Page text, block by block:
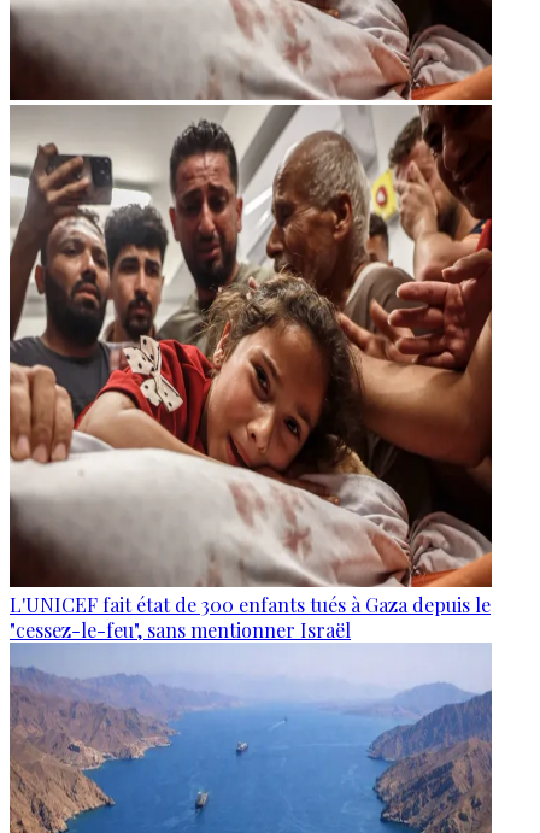
L'UNICEF fait état de 300 enfants tués à Gaza depuis le
"cessez-le-feu", sans mentionner Israël